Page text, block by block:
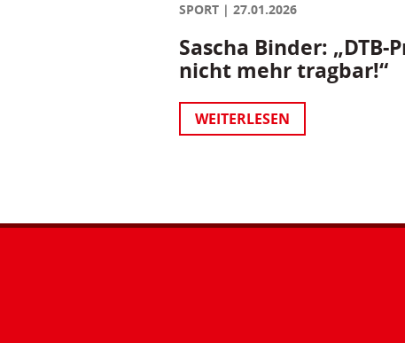
SPORT 27.01.2026
Sascha Binder:
nicht mehr tragbar!“
WEITERLESEN